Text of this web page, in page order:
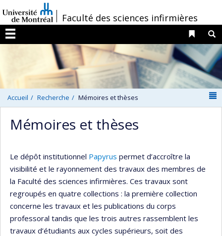
au
contenu
/Faculté des sciences infirmières
Menu
Liens
Accueil Recherche Mémoires et thèses
Mémoires et thèses
Le dépôt institutionnel Papyrus permet d’accroître la
visibilité et le rayonnement des travaux des membres de
la Faculté des sciences infirmières. Ces travaux sont
regroupés en quatre collections : la première collection
concerne les travaux et les publications du corps
professoral tandis que les trois autres rassemblent les
travaux d’étudiants aux cycles supérieurs, soit des